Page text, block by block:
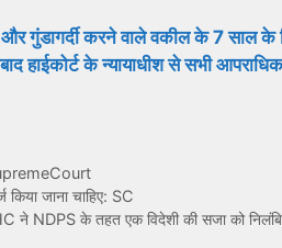
और गुंडागर्दी करने वाले वकील के 7 साल
हाईकोर्ट के न्यायाधीश से सभी
किया जाना चाहिए: SC
ने NDPS के तहत एक विदेशी की सजा को